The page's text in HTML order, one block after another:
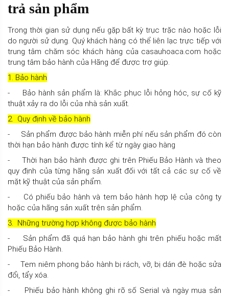
trả sản phẩm
Trong thời gian sử dụng nếu gặp bất kỳ trục trặc nào hoặc lỗi
do người sử dụng. Quý khách hàng có thể liên lạc trực tiếp với
trung tâm chăm sóc khách hàng của casauhoaca.com hoặc
trung tâm bảo hành của Hãng để được trợ giúp.
1. Bảo hành
- Bảo hành sản phẩm là: Khắc phục lỗi hỏng hóc, sự cố kỹ
thuật xảy ra do lỗi của nhà sản xuất.
2. Quy định về bảo hành
- Sản phẩm được bảo hành miễn phí nếu sản phẩm đó còn
thời hạn bảo hành được tính kể từ ngày giao hàng
- Thời hạn bảo hành được ghi trên Phiếu Bảo Hành và theo
quy định của từng hãng sản xuất đối với tất cả các sự cố về
mặt kỹ thuật của sản phẩm.
- Có phiếu bảo hành và tem bảo hành hợp lệ của công ty
hoặc của hãng sản xuất trên sản phẩm.
3. Những trường hợp không được bảo hành
- Sản phẩm đã quá hạn bảo hành ghi trên phiếu hoặc mất
Phiếu Bảo Hành.
- Tem niêm phong bảo hành bị rách, vỡ, bị dán đè hoặc sửa
đổi, tẩy xóa.
- Phiếu bảo hành không ghi rõ số Serial và ngày mua sản